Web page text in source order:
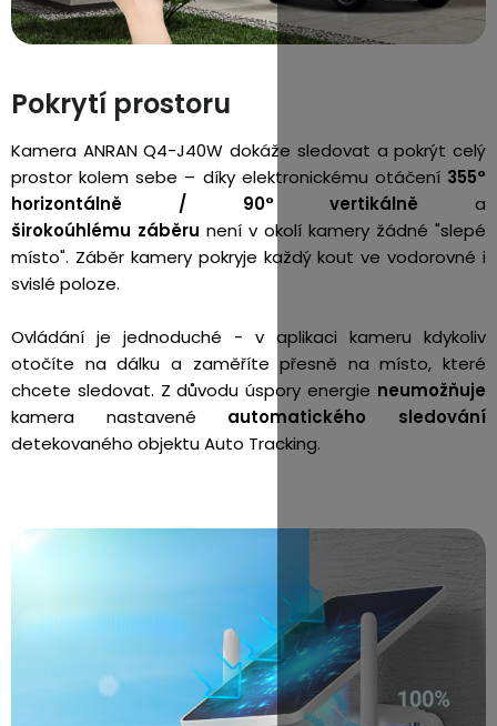
Pokrytí prostoru
Kamera ANRAN Q4-J40W dokáže sledovat a pokrýt celý
prostor kolem sebe – díky elektronickému otáčení 355°
horizontálně / 90° vertikálně a
širokoúhlému záběru není v okolí kamery žádné "slepé
místo". Záběr kamery pokryje každý kout ve vodorovné i
svislé poloze.
Ovládání je jednoduché - v aplikaci kameru kdykoliv
otočíte na dálku a zaměříte přesně na místo, které
chcete sledovat. Z důvodu úspory energie neumožňuje
kamera nastavené automatického sledování
detekovaného objektu Auto Tracking.